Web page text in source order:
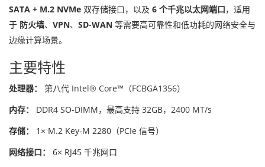
SATA + M.2 NVMe 双存储接口，以及 6 个千兆以太网端口，适用
于 防火墙、 VPN、 SD-WAN 等需要高可靠性和低功耗的网络安全与
边缘计算场景。
主要特性
处理器：
第八代 Intel® Core™（FCBGA1356）
内存：
DDR4 SO-DIMM，最高支持 32GB，2400 MT/s
存储：
1× M.2 Key-M 2280（PCIe 信号）
网络接口：
6× RJ45 千兆网口